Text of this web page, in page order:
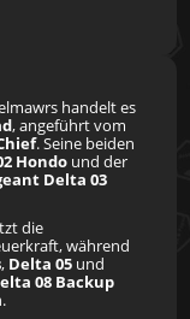
handelt es
, angeführt vom
. Seine beiden
Hondo und der
Delta 03
die
während
, Delta 05 und
08 Backup